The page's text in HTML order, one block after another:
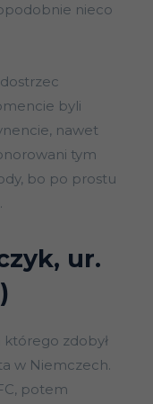
nieco
byli
nawet
tym
bo po prostu
ur.
zdobył
w Niemczech.
potem